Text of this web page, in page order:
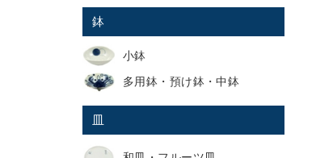
鉢
小鉢
多用鉢・預け鉢・中鉢
皿